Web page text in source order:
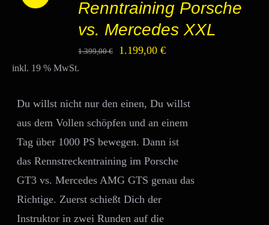
WARENKORB
Renntraining Porsche
vs. Mercedes XXL
1.399,00€
Ursprünglicher
1.399,00 €
1.199,00€Aktueller
1.199,00 €.
inkl. 19 % MwSt.
Du willst nicht nur den einen, Du willst
aus dem Vollen schöpfen und an einem
Tag über 1000 PS bewegen. Dann ist
das Rennstreckentraining im Porsche
GT3 vs. Mercedes AMG GTS genau das
Richtige. Zuerst schießt Dich der
Instruktor in zwei Runden auf die